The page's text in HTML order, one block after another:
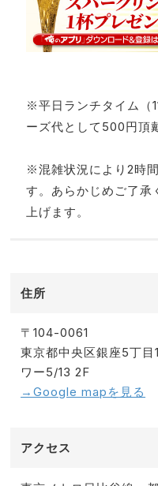
※平日ランチタイム（
ーズ代として500円頂
※混雑状況により2時
す。あらかじめご了承
上げます。
住所
〒104-0061
東京都中央区銀座5丁
ワー5/13 2F
→Google mapを見る
アクセス